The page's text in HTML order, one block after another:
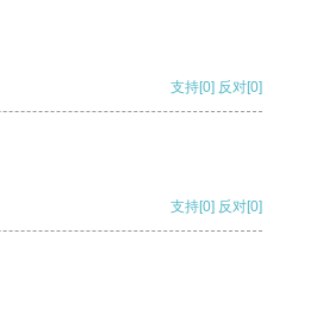
支持[0] 反对[0]
支持[0] 反对[0]